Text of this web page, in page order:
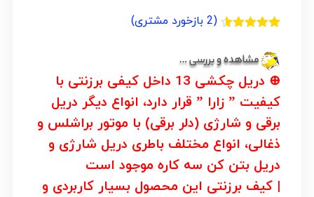
در
امتیازدهی
مشتری
(
2 بازخورد مشتری)
⊕ دریل چکشی 13 داخل کیفی برزنتی
با
کیفیت ” زارا ” قرار دارد، انواع دیگر دریل
برقی و شارژی (دلر برقی) با موتور براشلس و
ذغالی، انواع مختلف باطری دریل شارژی و
دریل بتن کن سه کاره موجود است
| کیف برزنتی این محصول بسیار کاربردی و